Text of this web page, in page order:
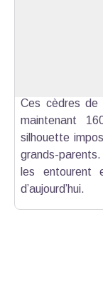
Ces cèdres de
maintenant
silhouette
grands-
les entourent
d’aujourd’hui.